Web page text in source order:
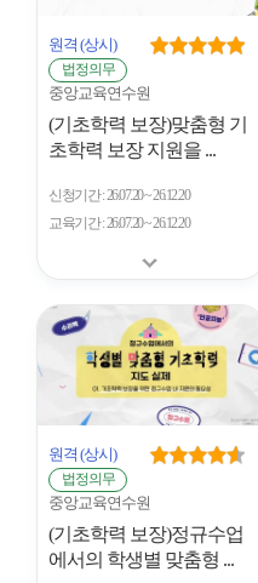
원격 (상시)
법정의무
중앙교육연수원
(기초학력 보장)맞춤형 기
초학력 보장 지원을 ...
신청기간 26.07.20 ~ 26.12.20
교육기간 26.07.20 ~ 26.12.20
원격 (상시)
법정의무
중앙교육연수원
(기초학력 보장)정규수업
에서의 학생별 맞춤형 ...